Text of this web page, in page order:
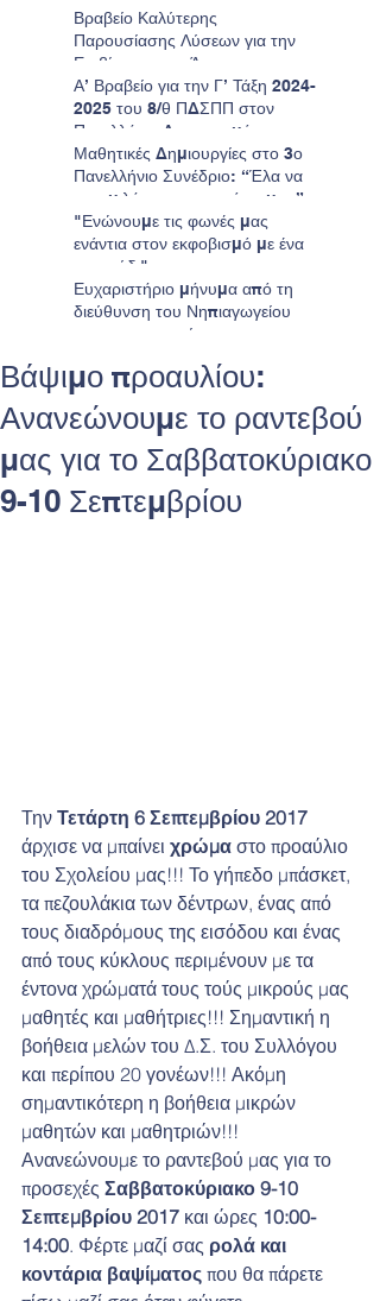
Βραβείο Καλύτερης
Παρουσίασης Λύσεων για την
Επιβίωση στον Άρη για το
Νηπιαγωγείο μας.
Α’ Βραβείο για την Γ’ Τάξη 2024-
2025 του 8/θ ΠΔΣΠΠ στον
Πανελλήνιο Διαγωνισμό
Ζωγραφικής της Παιδικής
HELMEPA.
Μαθητικές Δημιουργίες στο 3ο
Πανελλήνιο Συνέδριο: “Έλα να
σου μιλήσω για τον τόπο μου”
"Ενώνουμε τις φωνές μας
ενάντια στον εκφοβισμό με ένα
τραγούδι"
Ευχαριστήριο μήνυμα από τη
διεύθυνση του Νηπιαγωγείου
προς τους γονείς
Βάψιμο προαυλίου:
Ανανεώνουμε το ραντεβού
μας για το Σαββατοκύριακο
9-10 Σεπτεμβρίου
Την Τετάρτη 6 Σεπτεμβρίου 2017
άρχισε να μπαίνει χρώμα στο προαύλιο
του Σχολείου μας!!! Το γήπεδο μπάσκετ,
τα πεζουλάκια των δέντρων, ένας από
τους διαδρόμους της εισόδου και ένας
από τους κύκλους περιμένουν με τα
έντονα χρώματά τους τούς μικρούς μας
μαθητές και μαθήτριες!!! Σημαντική η
βοήθεια μελών του Δ.Σ. του Συλλόγου
και περίπου 20 γονέων!!! Ακόμη
σημαντικότερη η βοήθεια μικρών
μαθητών και μαθητριών!!!
Ανανεώνουμε το ραντεβού μας για το
προσεχές Σαββατοκύριακο 9-10
Σεπτεμβρίου 2017 και ώρες 10:00-
14:00. Φέρτε μαζί σας ρολά και
κοντάρια βαψίματος που θα πάρετε